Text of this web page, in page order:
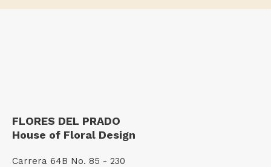
FLORES DEL PRADO
House of Floral Design
Carrera 64B No. 85 - 230